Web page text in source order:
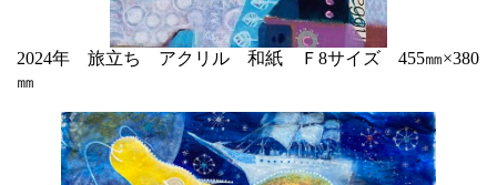
2024年 旅立ち アクリル 和紙 Ｆ8サイズ 455㎜×380
㎜